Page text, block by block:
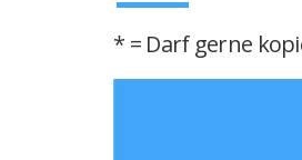
* = Darf gerne